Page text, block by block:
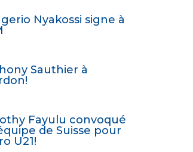
Nyakossi signe à
Sauthier à
Fayulu convoqué
de Suisse pour
U21!